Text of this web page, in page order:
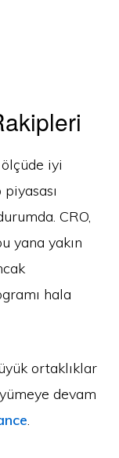
iyi
CRO,
yana yakın
hala
ortaklıklar
devam
.